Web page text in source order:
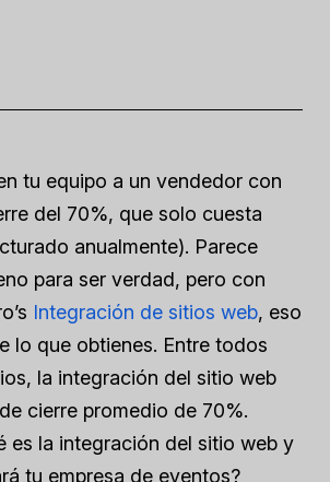
tu equipo a un vendedor con
del 70%, que solo cuesta
anualmente). Parece
para ser verdad, pero con
Integración de sitios web, eso
lo que obtienes. Entre todos
la integración del sitio web
cierre promedio de 70%.
es la integración del sitio web y
tu empresa de eventos?